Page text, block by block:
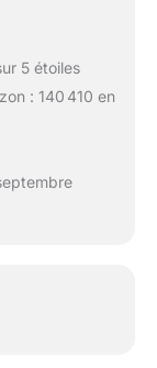
5 étoiles
: 140 410 en